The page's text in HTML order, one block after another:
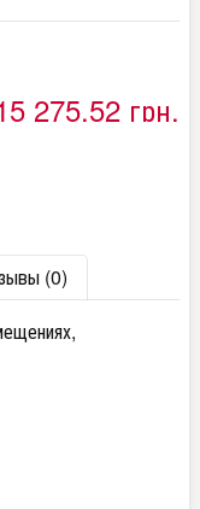
275,52 грн.
(0)